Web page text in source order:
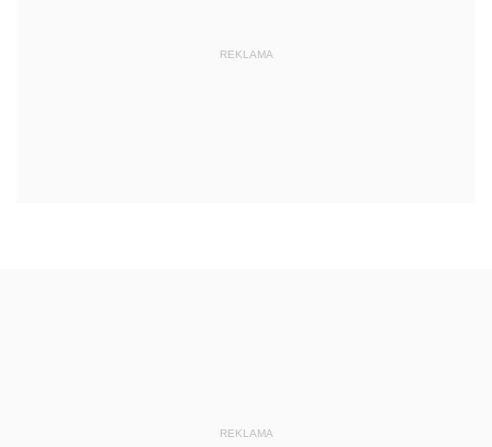
REKLAMA
REKLAMA